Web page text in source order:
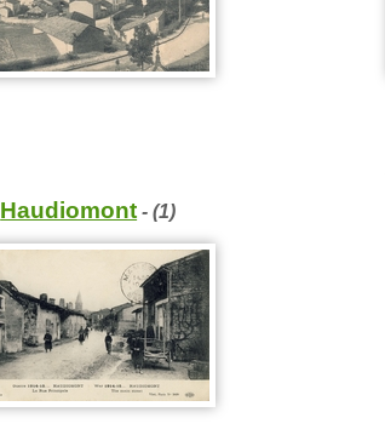
Haudiomont - (1)